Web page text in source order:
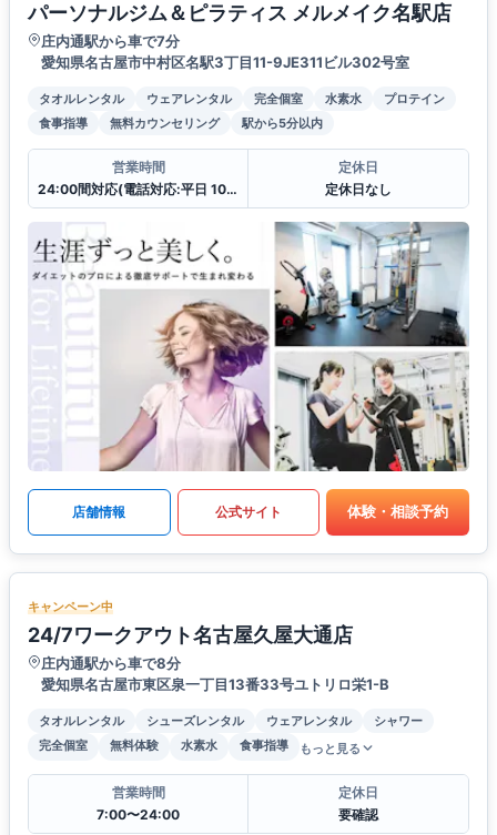
パーソナルジム＆ピラティス メルメイク名駅店
庄内通駅から車で7分
愛知県名古屋市中村区名駅3丁目11-9JE311ビル302号室
タオルレンタル ウェアレンタル 完全個室 水素水
プロテイン
食事指導
無料カウンセリング 駅から5分以内
営業時間
24:00間対応(電話対応:平日 10:00〜19:00
定休日
定休日なし
店舗情報 公式サイト 体験・相談予約
キャンペーン中
24/7ワークアウト名古屋久屋大通店
庄内通駅から車で8分
愛知県名古屋市東区泉一丁目13番33号ユトリロ栄1-B
タオルレンタル シューズレンタル ウェアレンタル
シャワー
完全個室
無料体験 水素水 食事指導 もっと見る
営業時間
7:00〜24:00
定休日
要確認